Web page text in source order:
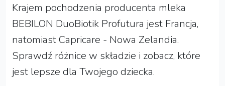
Krajem pochodzenia producenta mleka
BEBILON DuoBiotik Profutura jest Francja,
natomiast Capricare - Nowa Zelandia.
Sprawdź różnice w składzie i zobacz, które
jest lepsze dla Twojego dziecka.